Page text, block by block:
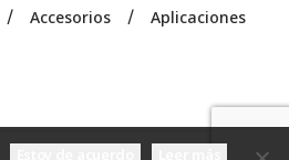
Accesorios
Aplicaciones